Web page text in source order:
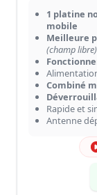
1 platine
mobile
Meilleure
(champ libre)
Combiné
Rapide et
Antenne